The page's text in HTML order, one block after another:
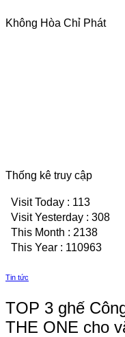
Không Hòa Chỉ Phát
Thống kê truy cập
Visit Today : 113
Visit Yesterday : 308
This Month : 2138
This Year : 110963
Tin tức
TOP 3 ghế
THE ONE cho